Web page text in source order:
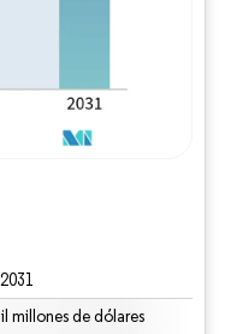
millones de dólares